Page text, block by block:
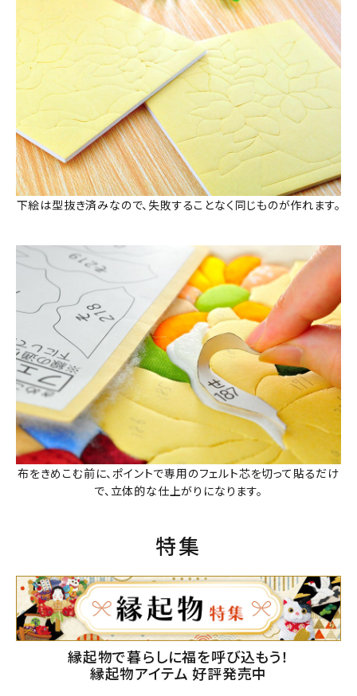
下絵は型抜き済みなので、失敗することなく同じものが作れます。
布をきめこむ前に、ポイントで専用のフェルト芯を切って貼るだけ
で、立体的な仕上がりになります。
特集
縁起物で暮らしに福を呼び込もう！
縁起物アイテム 好評発売中